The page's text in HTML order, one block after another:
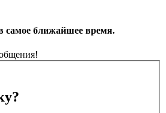
ближайшее время.